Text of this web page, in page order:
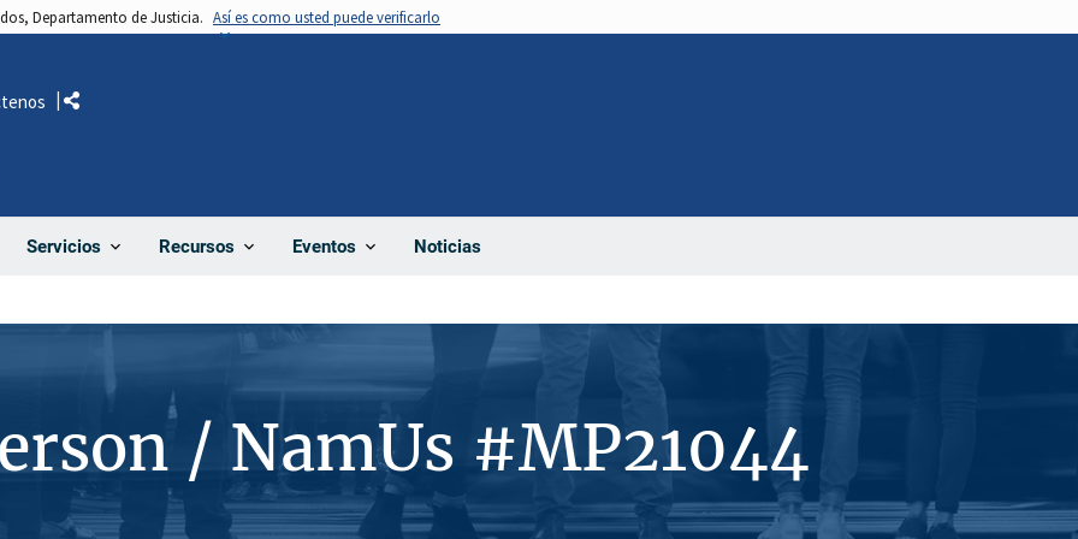
Departamento de Justicia. Así es como usted puede verificarlo
Servicios Recursos Eventos Noticias
Comparte
/ NamUs #MP21044